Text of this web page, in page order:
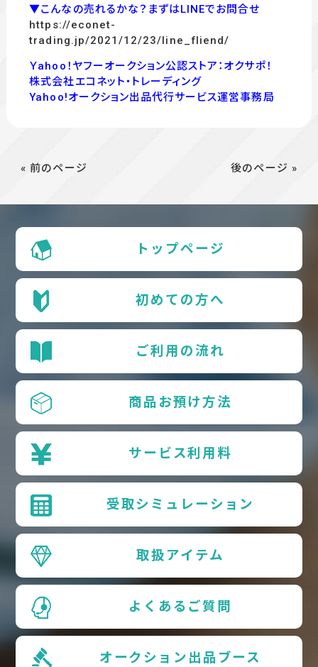
▼こんなの売れるかな？まずはLINEでお問合せ
https://econet-
trading.jp/2021/12/23/line_fliend/
Ｙahoo！ヤフーオークション公認ストア：オクサポ！
株式会社エコネット・トレーディング
Yahoo!オークション出品代行サービス運営事務局
« 前のページ 後のページ »
トップページ
初めての方へ
ご利用の流れ
商品お預け方法
サービス利用料
受取シミュレーション
取扱アイテム
よくあるご質問
オークション出品ブース